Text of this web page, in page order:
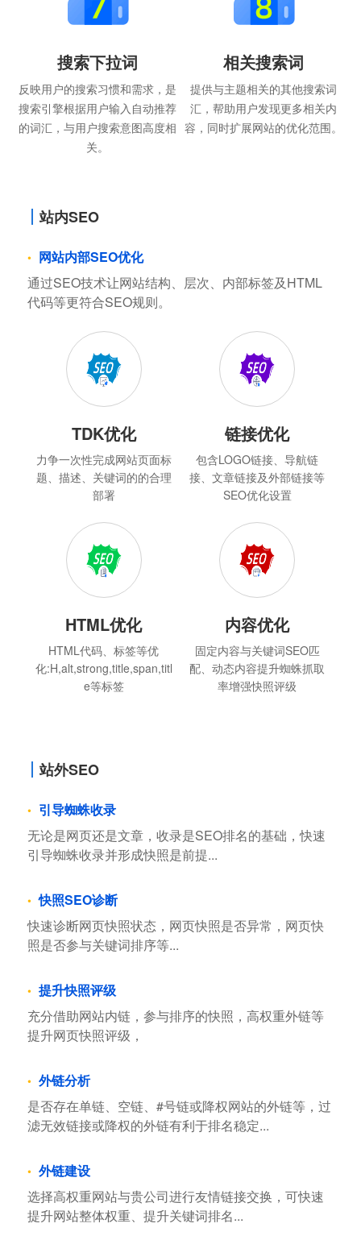
搜索下拉词
反映用户的搜索习惯和需求，是
搜索引擎根据用户输入自动推荐
的词汇，与用户搜索意图高度相
关。
相关搜索词
提供与主题相关的其他搜索词
汇，帮助用户发现更多相关内
容，同时扩展网站的优化范围。
站内SEO
网站内部SEO优化
通过SEO技术让网站结构、层次、内部标签及HTML
代码等更符合SEO规则。
TDK优化
力争一次性完成网站页面标
题、描述、关键词的的合理
部署
链接优化
包含LOGO链接、导航链
接、文章链接及外部链接等
SEO优化设置
HTML优化
HTML代码、标签等优
化:H,alt,strong,title,span,titl
e等标签
内容优化
固定内容与关键词SEO匹
配、动态内容提升蜘蛛抓取
率增强快照评级
站外SEO
引导蜘蛛收录
无论是网页还是文章，收录是SEO排名的基础，快速
引导蜘蛛收录并形成快照是前提...
快照SEO诊断
快速诊断网页快照状态，网页快照是否异常，网页快
照是否参与关键词排序等...
提升快照评级
充分借助网站内链，参与排序的快照，高权重外链等
提升网页快照评级，
外链分析
是否存在单链、空链、#号链或降权网站的外链等，过
滤无效链接或降权的外链有利于排名稳定...
外链建设
选择高权重网站与贵公司进行友情链接交换，可快速
提升网站整体权重、提升关键词排名...